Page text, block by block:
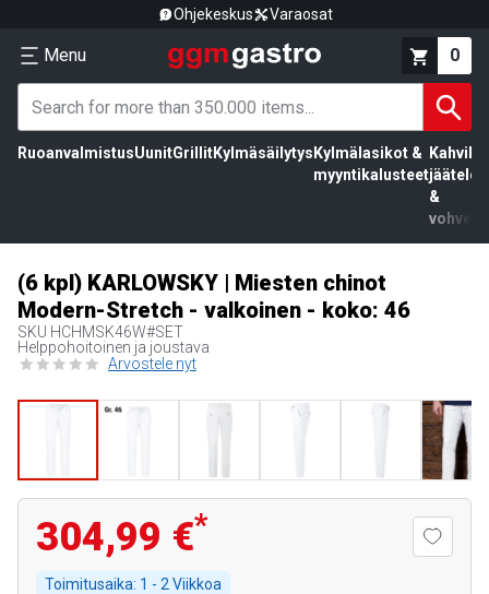
Ohjekeskus Varaosat
Menu 0
RuoanvalmistusUunitGrillitKylmäsäilytys Kylmälasikot &
myyntikalusteet
Kahvila,
jäätelö
&
vohvelit
(6 kpl) KARLOWSKY | Miesten chinot
Modern-Stretch - valkoinen - koko: 46
SKU HCHMSK46W#SET
Helppohoitoinen ja joustava
Arvostele nyt
304,99 €*
Toimitusaika: 1 - 2 Viikkoa